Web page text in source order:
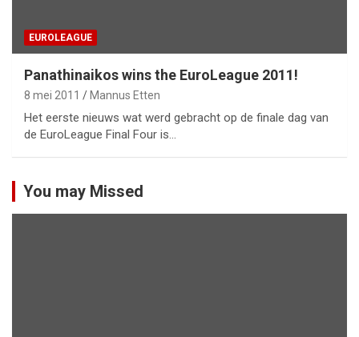
EUROLEAGUE
Panathinaikos wins the EuroLeague 2011!
8 mei 2011 Mannus Etten
Het eerste nieuws wat werd gebracht op de finale dag van
de EuroLeague Final Four is…
You may Missed